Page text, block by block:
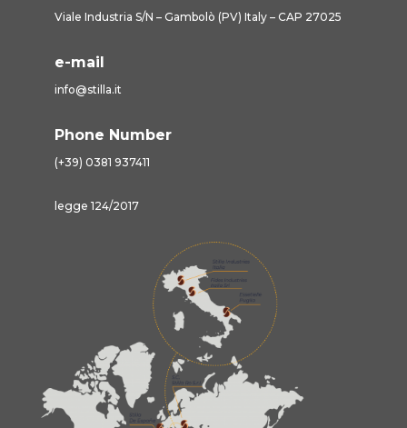
Viale Industria S/N – Gambolò (PV) Italy – CAP 27025
e-mail
info@stilla.it
Phone Number
(+39) 0381 937411
legge 124/2017